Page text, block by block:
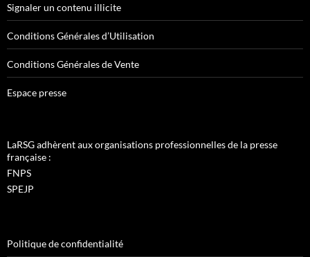
Signaler un contenu illicite
Conditions Générales d’Utilisation
Conditions Générales de Vente
Espace presse
LaRSG adhèrent aux organisations professionnelles de la presse
française :
FNPS
SPEJP
Politique de confidentialité